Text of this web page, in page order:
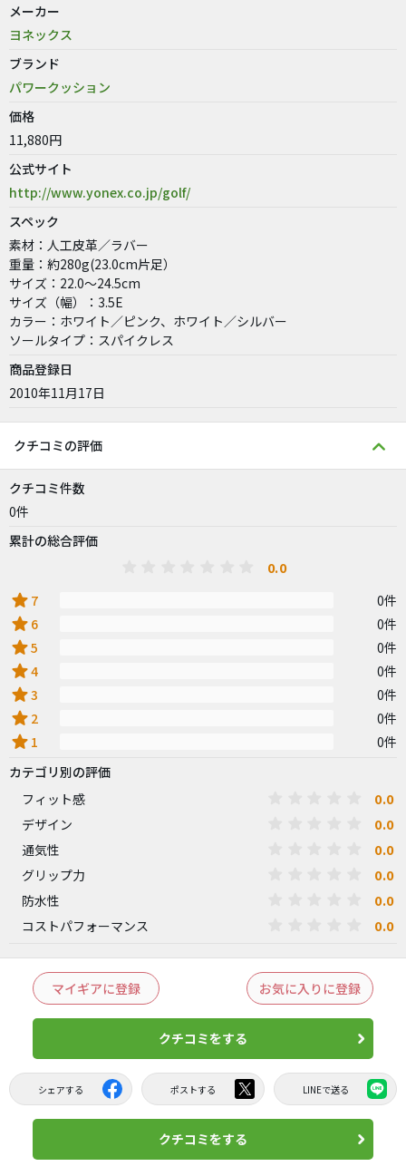
メーカー
ヨネックス
ブランド
パワークッション
価格
11,880円
公式サイト
http://www.yonex.co.jp/golf/
スペック
素材：人工皮革／ラバー
重量：約280g(23.0cm片足）
サイズ：22.0〜24.5cm
サイズ（幅）：3.5E
カラー：ホワイト／ピンク、ホワイト／シルバー
ソールタイプ：スパイクレス
商品登録日
2010年11月17日
クチコミの評価
クチコミ件数
0件
累計の総合評価
0.0
star 7 0件
star 6 0件
star5 0件
star4 0件
star3 0件
star 2 0件
star 1
0件
カテゴリ別の評価
フィット感
0.0
デザイン 0.0
通気性 0.0
グリップ力 0.0
防水性 0.0
コストパフォーマンス 0.0
マイギアに登録 お気に入りに登録
クチコミをする
シェアする ポストする LINEで送る
クチコミをする